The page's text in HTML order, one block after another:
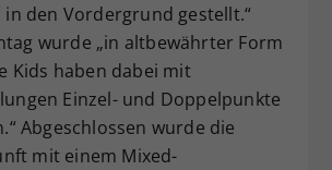
in den Vordergrund gestellt.“
wurde „in altbewährter Form
Kids haben dabei mit
Einzel- und Doppelpunkte
Abgeschlossen wurde die
mit einem Mixed-